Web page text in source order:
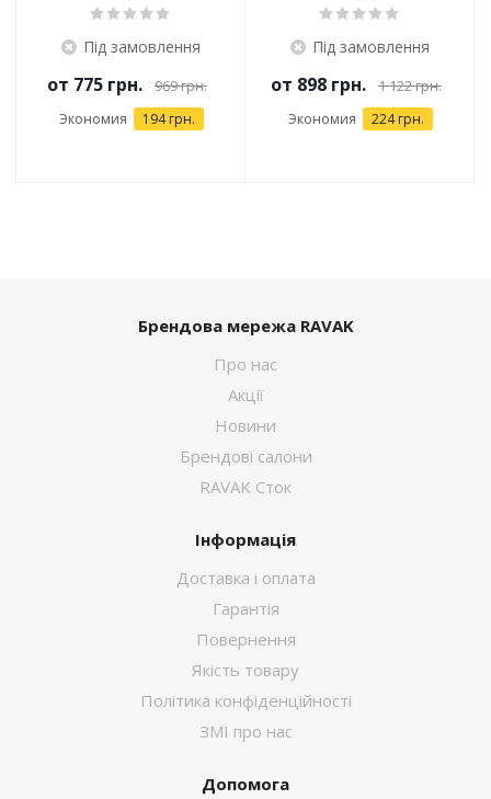
Під замовлення
от 775 грн. 969 грн.
Экономия 194 грн.
Під замовлення
от 898 грн. 1 122 грн.
Экономия 224 грн.
Брендова мережа RAVAK
Про нас
Акції
Новини
Брендові салони
RAVAK Сток
Інформація
Доставка і оплата
Гарантія
Повернення
Якість товару
Політика конфіденційності
ЗМІ про нас
Допомога